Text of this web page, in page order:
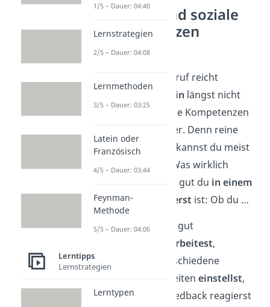
Warum sind soziale
Kompetenzen
wichtig?
Für Erfolg im Beruf reicht
Fachwissen allein längst nicht
mehr aus. Soziale Kompetenzen
sind oft wichtiger. Denn reine
Fachkenntnisse kannst du meist
schnell lernen. Was wirklich
entscheidet, wie gut du in einem
Team funktionierst ist: Ob du …
mit anderen gut
zusammenarbeitest,
dich auf verschiedene
Persönlichkeiteneinstellst,
offen
auf Feedback reagierst
1/5 – Dauer: 04:40
Lernstrategien
2/5 – Dauer: 04:08
Lernmethoden
3/5 – Dauer: 03:25
Latein oder
Französisch
4/5 – Dauer: 03:44
Feynman-
Methode
5/5 – Dauer: 04:06
Lerntipps
Lernstrategien
Lerntypen